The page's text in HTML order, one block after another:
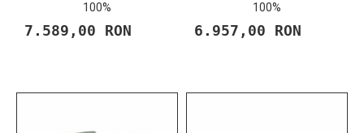
100%
7.589,00 RON
100%
6.957,00 RON